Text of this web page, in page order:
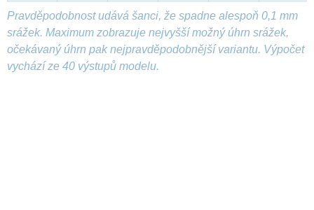
Pravděpodobnost udává šanci, že spadne alespoň 0,1 mm
srážek. Maximum zobrazuje nejvyšší možný úhrn srážek,
očekávaný úhrn pak nejpravděpodobnější variantu. Výpočet
vychází ze 40 výstupů modelu.